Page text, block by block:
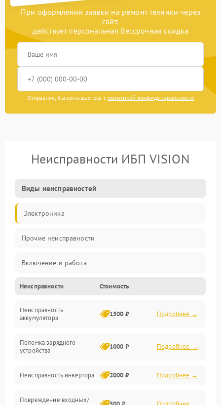
При оформлении заявки на ремонт техники через
сайт,
действует персональная бессрочная скидка
Отправляя, Вы соглашаетесь с политикой конфиденциальности
Неисправности ИБП VISION
Виды неисправностей
Электроника
Прочие неисправности
Включение и работа
Работа с нагрузкой
Звук и индикация
Неисправности Стоимость
Неисправность
аккумулятора
1500 ₽ Подробнее →
Поломка зарядного
устройства
1000 ₽ Подробнее →
Неисправность инвертора 2000 ₽ Подробнее →
Повреждение входных/